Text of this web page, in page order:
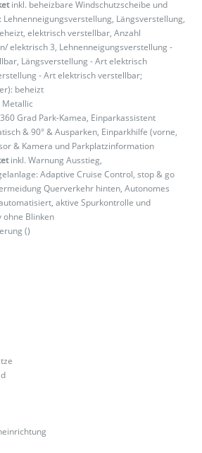
inkl. beheizbare Windschutzscheibe und
Längsverstellung,
elektrisch verstellbar, Anzahl
elektrisch 3, Lehnenneigungsverstellung -
Längsverstellung - Art elektrisch
- Art elektrisch verstellbar;
beheizt
Metallic
Grad Park-Kamea, Einparkassistent
& 90° & Ausparken, Einparkhilfe (vorne,
& Kamera und Parkplatzinformation
inkl. Warnung Ausstieg,
Adaptive Cruise Control, stop & go
Querverkehr hinten, Autonomes
aktive Spurkontrolle und
ohne Blinken
()